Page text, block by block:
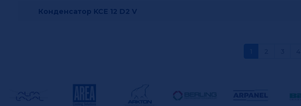
Конденсатор KCE 12 D2 V